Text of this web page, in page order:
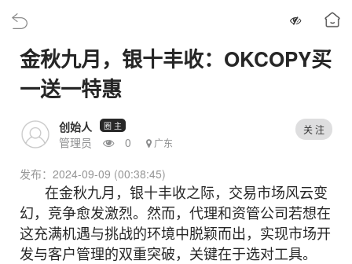
金秋九月，银十丰收：OKCOPY买
一送一特惠
创始人 圈 主
管理员 0 广东
关 注
发布：2024-09-09 (00:38:45)
在金秋九月，银十丰收之际，交易市场风云变
幻，竞争愈发激烈。然而，代理和资管公司若想在
这充满机遇与挑战的环境中脱颖而出，实现市场开
发与客户管理的双重突破，关键在于选对工具。